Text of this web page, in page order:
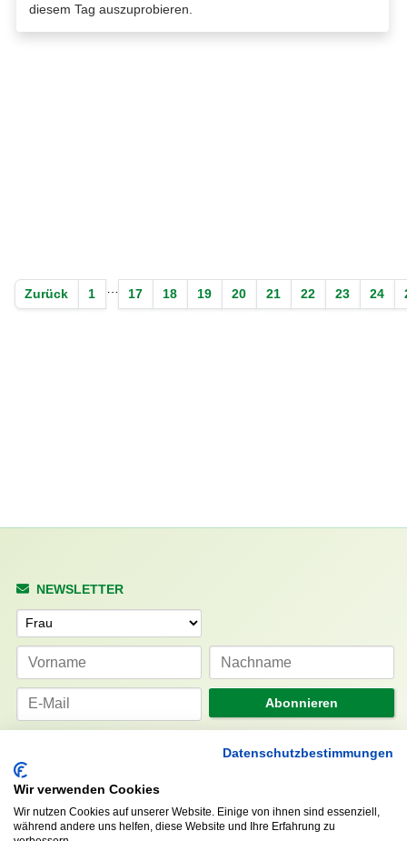
diesem Tag auszuprobieren.
Zurück 1 … 17 18 19 20 21 22 23 24
NEWSLETTER
Anrede
Abonnieren
KONTAKT
Walddörfer Sportverein
Halenreie 32-34
22359 Hamburg
ÖFFNUNGS- UND
Sa. & So. 9:00 – 19:00 Uhr
Datenschutzbestimmungen
Wir verwenden Cookies
Wir nutzen Cookies auf unserer Website. Einige von ihnen sind essenziell,
während andere uns helfen, diese Website und Ihre Erfahrung zu